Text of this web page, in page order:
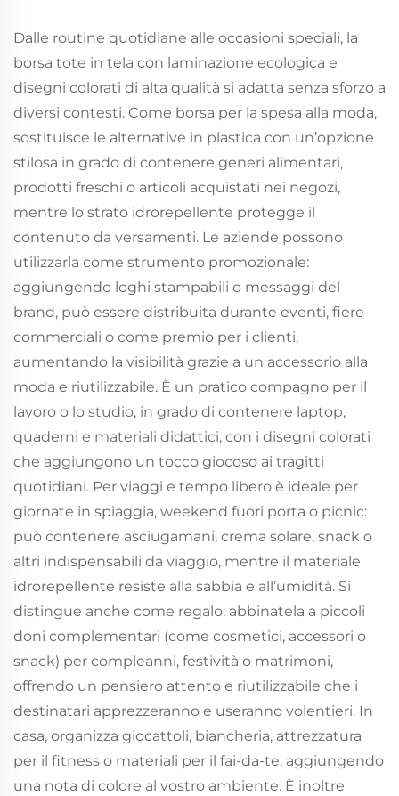
Dalle routine quotidiane alle occasioni speciali, la
borsa tote in tela con laminazione ecologica e
disegni colorati di alta qualità si adatta senza sforzo a
diversi contesti. Come borsa per la spesa alla moda,
sostituisce le alternative in plastica con un’opzione
stilosa in grado di contenere generi alimentari,
prodotti freschi o articoli acquistati nei negozi,
mentre lo strato idrorepellente protegge il
contenuto da versamenti. Le aziende possono
utilizzarla come strumento promozionale:
aggiungendo loghi stampabili o messaggi del
brand, può essere distribuita durante eventi, fiere
commerciali o come premio per i clienti,
aumentando la visibilità grazie a un accessorio alla
moda e riutilizzabile. È un pratico compagno per il
lavoro o lo studio, in grado di contenere laptop,
quaderni e materiali didattici, con i disegni colorati
che aggiungono un tocco giocoso ai tragitti
quotidiani. Per viaggi e tempo libero è ideale per
giornate in spiaggia, weekend fuori porta o picnic:
può contenere asciugamani, crema solare, snack o
altri indispensabili da viaggio, mentre il materiale
idrorepellente resiste alla sabbia e all’umidità. Si
distingue anche come regalo: abbinatela a piccoli
doni complementari (come cosmetici, accessori o
snack) per compleanni, festività o matrimoni,
offrendo un pensiero attento e riutilizzabile che i
destinatari apprezzeranno e useranno volentieri. In
casa, organizza giocattoli, biancheria, attrezzatura
per il fitness o materiali per il fai-da-te, aggiungendo
una nota di colore al vostro ambiente. È inoltre